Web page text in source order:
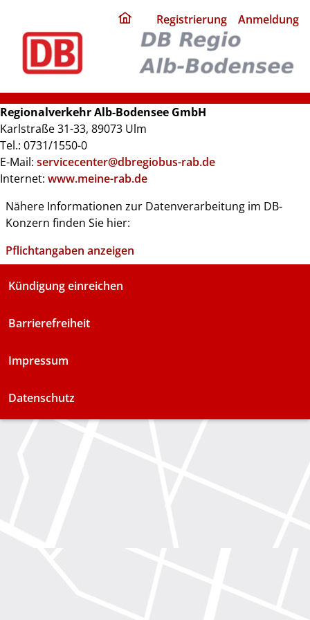
home
page
Registrierung Anmeldung
Regionalverkehr Alb-Bodensee GmbH
Karlstraße 31-33, 89073 Ulm
Tel.: 0731/1550-0
E-Mail: servicecenter@dbregiobus-rab.de
Internet: www.meine-rab.de
Nähere Informationen zur Datenverarbeitung im DB-
Konzern finden Sie hier:
Pflichtangaben anzeigen
Kündigung einreichen
Barrierefreiheit
Impressum
Datenschutz